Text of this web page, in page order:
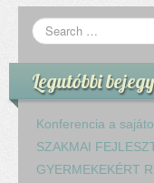
Legutóbbi
Konferencia a
SZAKMAI
GYERMEKEKÉRT